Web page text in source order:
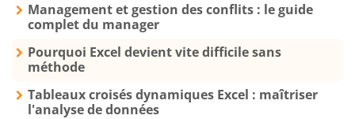
Management et gestion des conflits : le guide
complet du manager
Pourquoi Excel devient vite difficile sans
méthode
Tableaux croisés dynamiques Excel : maîtriser
l'analyse de données